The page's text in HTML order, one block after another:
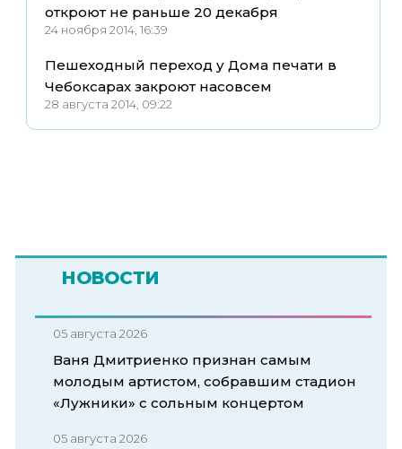
откроют не раньше 20 декабря
24 ноября 2014, 16:39
Пешеходный переход у Дома печати в
Чебоксарах закроют насовсем
28 августа 2014, 09:22
НОВОСТИ
05 августа 2026
Ваня Дмитриенко признан самым
молодым артистом, собравшим стадион
«Лужники» с сольным концертом
05 августа 2026